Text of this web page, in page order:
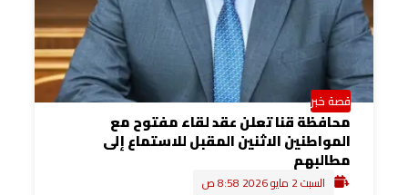
قصة خبر
محافظة قنا تعلن عقد لقاء مفتوح مع
المواطنين الاثنين المقبل للاستماع إلى
مطالبهم
السبت 2 مايو 2026 8:58 ص